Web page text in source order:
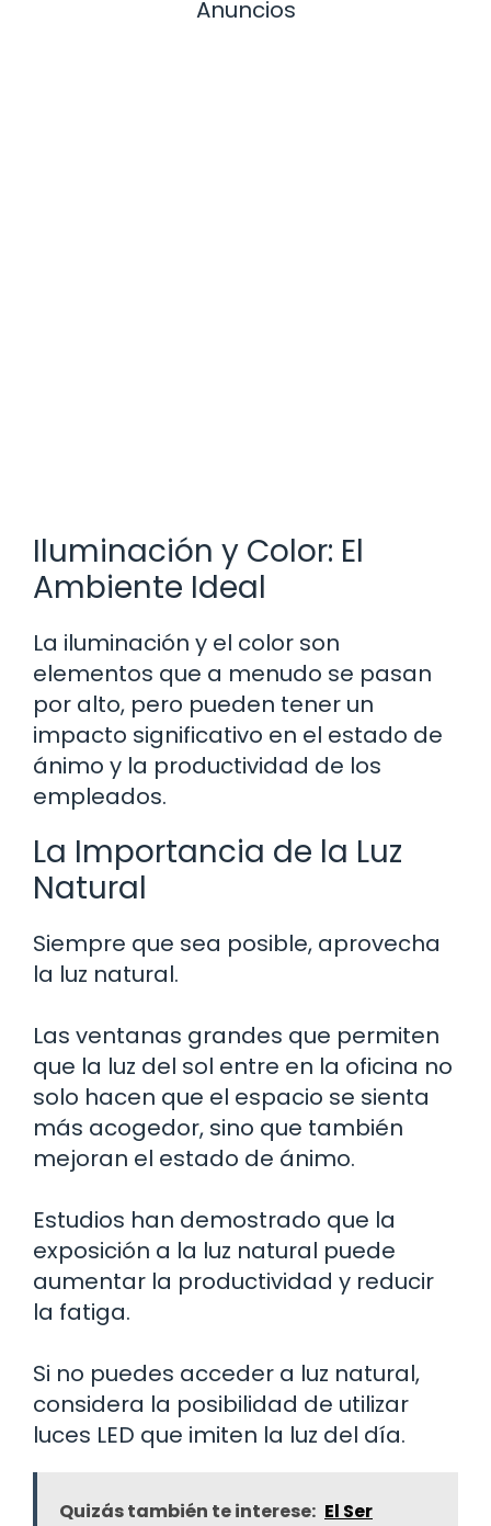
Anuncios
Iluminación y Color: El
Ambiente Ideal
La iluminación y el color son
elementos que a menudo se pasan
por alto, pero pueden tener un
impacto significativo en el estado de
ánimo y la productividad de los
empleados.
La Importancia de la Luz
Natural
Siempre que sea posible, aprovecha
la luz natural.
Las ventanas grandes que permiten
que la luz del sol entre en la oficina no
solo hacen que el espacio se sienta
más acogedor, sino que también
mejoran el estado de ánimo.
Estudios han demostrado que la
exposición a la luz natural puede
aumentar la productividad y reducir
la fatiga.
Si no puedes acceder a luz natural,
considera la posibilidad de utilizar
luces LED que imiten la luz del día.
Quizás también te interese: El Ser